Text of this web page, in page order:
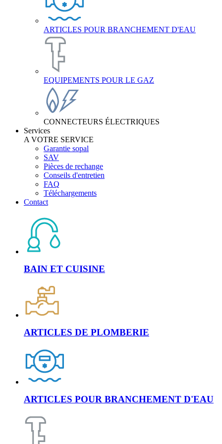
ARTICLES POUR BRANCHEMENT D'EAU
EQUIPEMENTS POUR LE GAZ
CONNECTEURS ÉLECTRIQUES
Services
A VOTRE SERVICE
Garantie sopal
SAV
Pièces de rechange
Conseils d'entretien
FAQ
Téléchargements
Contact
BAIN ET CUISINE
ARTICLES DE PLOMBERIE
ARTICLES POUR BRANCHEMENT D'EAU